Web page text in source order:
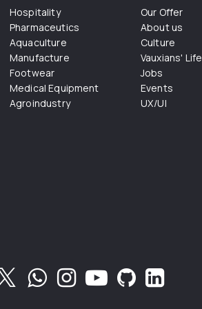
Hospitality
Pharmaceutics
Aquaculture
Manufacture
Footwear
Medical Equipment
Agroindustry
Our Offer
About us
Culture
Vauxians' Life
Jobs
Events
UX/UI